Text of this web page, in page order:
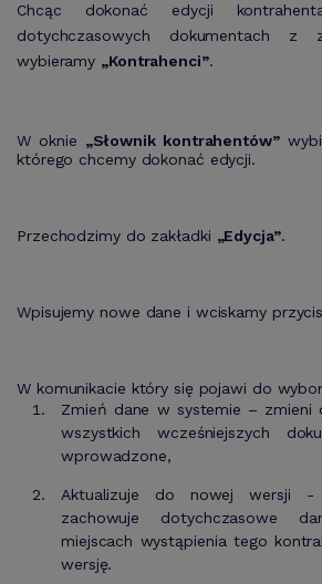
Chcąc dokonać edycji
dotychczasowych dokumentach z
wybieramy „Kontrahenci”.
W oknie „Słownik kontrahentów”
którego chcemy dokonać edycji.
Przechodzimy do zakładki „Edycja”.
Wpisujemy nowe dane i wciskamy
W komunikacie który się pojawi do
Zmień dane w systemie – zmieni
wszystkich wcześniejszych
wprowadzone,
Aktualizuje do nowej wersji
zachowuje dotychczasowe
miejscach wystąpienia tego
wersję.